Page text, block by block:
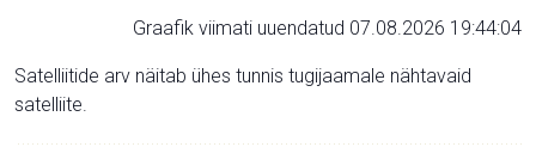
Graafik viimati uuendatud 07.08.2026 19:44:04
Satelliitide arv näitab ühes tunnis tugijaamale nähtavaid
satelliite.